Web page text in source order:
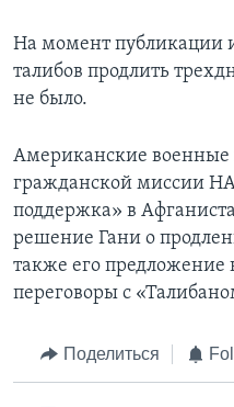
На момент публикации
талибов продлить
не было.
Американские военные
гражданской миссии
поддержка» в
решение Гани о
также его
переговоры с
Поделиться